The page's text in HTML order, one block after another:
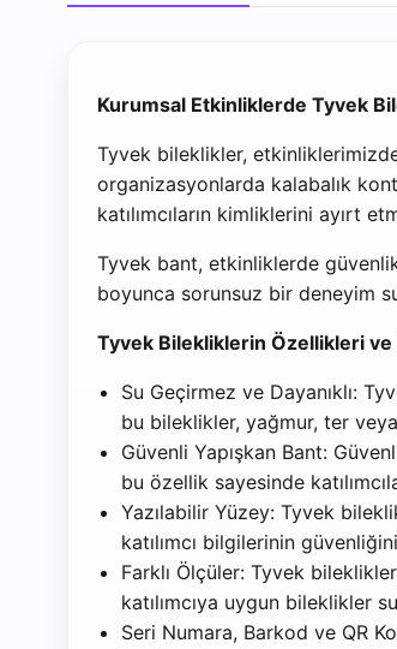
Kurumsal Etkinliklerde Tyvek
Tyvek bileklikler,
organizasyonlarda kalabalık
katılımcıların kimliklerini ayırt
Tyvek bant, etkinliklerde
boyunca sorunsuz bir deneyim
Tyvek Bilekliklerin Özellikleri ve
Su Geçirmez ve Dayanıklı:
bu bileklikler, yağmur, ter veya
Güvenli Yapışkan Bant:
bu özellik sayesinde
Yazılabilir Yüzey: Tyvek
katılımcı bilgilerinin güvenliğini
Farklı Ölçüler: Tyvek
katılımcıya uygun bileklikler
Seri Numara, Barkod ve QR